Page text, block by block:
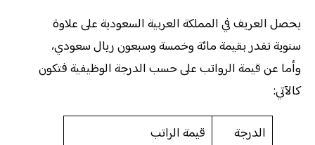
يحصل العريف في المملكة العربية السعودية على علاوة
سنوية تقدر بقيمة مائة وخمسة وسبعون ريال سعودي،
وأما عن قيمة الرواتب على حسب الدرجة الوظيفية فتكون
كالآتي:
الدرجة
قيمة الراتب